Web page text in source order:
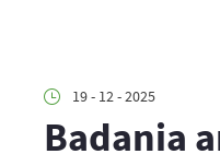
19 - 12 - 2025
Badania